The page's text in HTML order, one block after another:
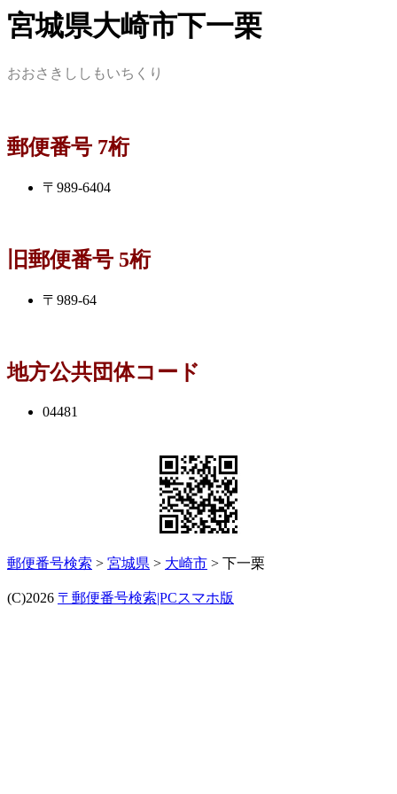
宮城県大崎市下一栗
おおさきししもいちくり
郵便番号 7桁
〒989-6404
旧郵便番号 5桁
〒989-64
地方公共団体コード
04481
郵便番号検索 > 宮城県 > 大崎市 > 下一栗
(C)2026 〒郵便番号検索|PCスマホ版